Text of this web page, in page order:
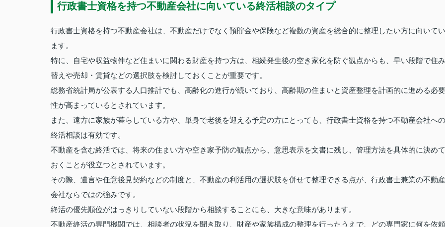
行政書士資格を持つ不動産会社に向いている終活相談のタイプ
行政書士資格を持つ不動産会社は、不動産だけでなく預貯金や保険など複数の資産を総合的に整理したい方に向いてい
ます。
特に、自宅や収益物件など住まいに関わる財産を持つ方は、相続発生後の空き家化を防ぐ観点からも、早い段階で住み
替えや売却・賃貸などの選択肢を検討しておくことが重要です。
総務省統計局が公表する人口推計でも、高齢化の進行が続いており、高齢期の住まいと資産整理を計画的に進める必要
性が高まっているとされています。
また、遠方に家族が暮らしている方や、単身で老後を迎える予定の方にとっても、行政書士資格を持つ不動産会社への
終活相談は有効です。
不動産を含む終活では、将来の住まい方や空き家予防の観点から、意思表示を文書に残し、管理方法を具体的に決めて
おくことが役立つとされています。
その際、遺言や任意後見契約などの制度と、不動産の利活用の選択肢を併せて整理できる点が、行政書士兼業の不動産
会社ならではの強みです。
終活の優先順位がはっきりしていない段階から相談することにも、大きな意味があります。
不動産終活の専門機関では、相談者の状況を聞き取り、財産や家族構成の整理を行ったうえで、どの専門家に何を依頼